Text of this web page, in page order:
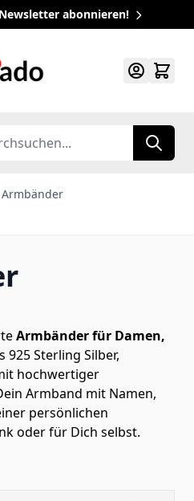
abonnieren!
Armbänder
Armbänder für Damen,
925 Sterling Silber,
hochwertiger
Armband mit Namen,
persönlichen
oder für Dich selbst.